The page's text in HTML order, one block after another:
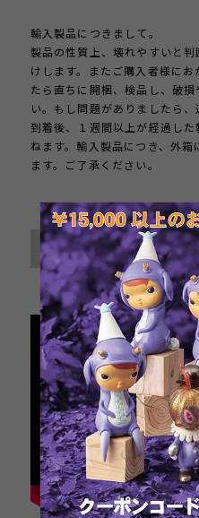
輸入製品につきまして。
製品の性質上、壊れやすいと
けします。またご購入者様に
たら直ちに開梱、検品し、破
い。もし問題がありましたら
到着後、１週間以上が経過し
ねます。輸入製品につき、外
ます。ご了承ください。
International
日本国内にお